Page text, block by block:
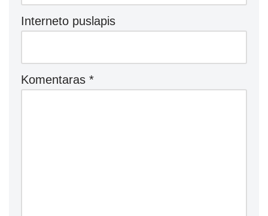
Interneto puslapis
Komentaras *